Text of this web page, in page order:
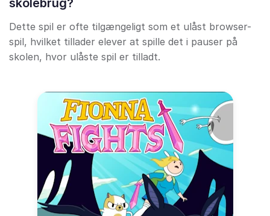
skolebrug?
Dette spil er ofte tilgængeligt som et ulåst browser-
spil, hvilket tillader elever at spille det i pauser på
skolen, hvor ulåste spil er tilladt.